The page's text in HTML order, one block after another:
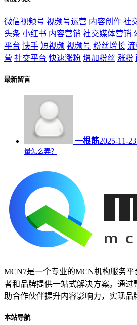
微信视频号 视频号运营 内容创作 社
头条 小红书 内容营销 社交媒体营销
平台 快手 短视频 视频号 粉丝增长 流
营 社交平台 快速涨粉 增加粉丝 涨粉
最新留言
一根筋2025-11-
量怎么弄？
MCN7是一个专业的MCN机构服务
者和品牌提供一站式解决方案。通过
助合作伙伴提升内容影响力，实现品
本站导航